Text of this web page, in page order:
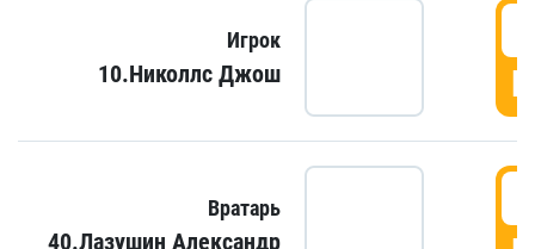
Игрок
10.Николлс Джош
Вратарь
40.Лазушин Александр